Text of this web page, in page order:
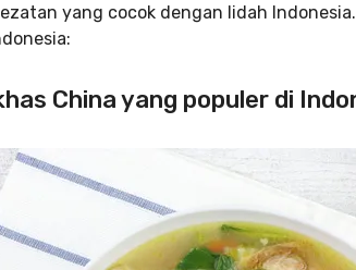
yang cocok dengan lidah
China yang populer di